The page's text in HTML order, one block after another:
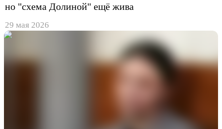
но "схема Долиной" ещё жива
29 мая 2026